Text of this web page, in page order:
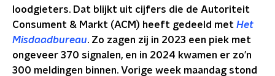
loodgieters. Dat blijkt uit cijfers die de Autoriteit
Consument & Markt (ACM) heeft gedeeld met Het
Misdaadbureau. Zo zagen zij in 2023 een piek met
ongeveer 370 signalen, en in 2024 kwamen er zo’n
300 meldingen binnen. Vorige week maandag stond